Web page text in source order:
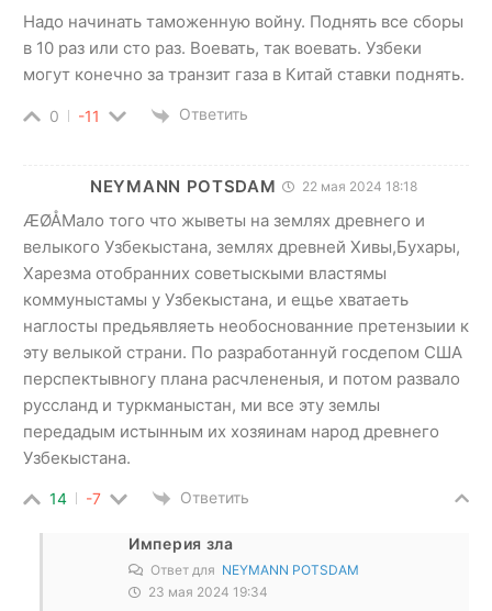
Надо начинать таможенную войну. Поднять все сборы
в 10 раз или сто раз. Воевать, так воевать. Узбеки
могут конечно за транзит газа в Китай ставки поднять.
0 -11 Ответить
NEYMANN POTSDAM 22 мая 2024 18:18
ÆØÅМало того что жыветы на землях древнего и
велыкого Узбекыстана, землях древней Хивы,Бухары,
Харезма отобранних советыскыми властямы
коммуныстамы у Узбекыстана, и ещье хватаеть
наглосты предьявляеть необоснованние претензыии к
эту велыкой страни. По разработаннуй госдепом США
перспектывногу плана расчлененыя, и потом развало
руссланд и туркманыстан, ми все эту землы
передадым истынным их хозяинам народ древнего
Узбекыстана.
14 -7 Ответить
Империя зла
Ответ для NEYMANN POTSDAM
23 мая 2024 19:34